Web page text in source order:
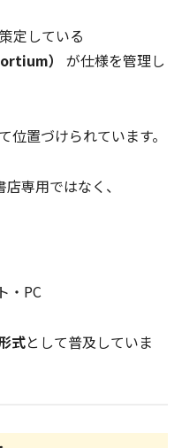
定している
）
が仕様を管理し
置づけられています。
専用ではなく、
・PC
式として普及していま